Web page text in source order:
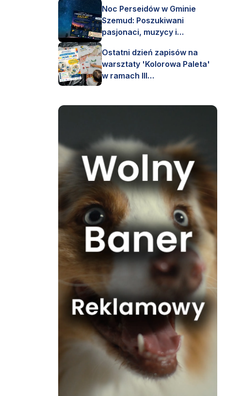
Noc Perseidów w Gminie
Szemud: Poszukiwani
pasjonaci, muzycy i
Ostatni dzień zapisów na
warsztaty 'Kolorowa Paleta'
w ramach III